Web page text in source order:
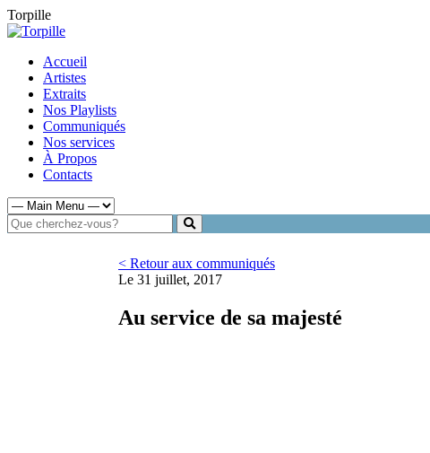
Torpille
Accueil
Artistes
Extraits
Nos Playlists
Communiqués
Nos services
À Propos
Contacts
< Retour aux communiqués
Le 31 juillet, 2017
Au service de sa majesté